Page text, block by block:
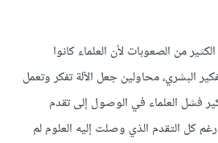
من الصعوبات لأن العلماء كانوا
البشري، محاولين جعل الآلة تفكر وتعمل
فشل العلماء في الوصول إلى تقدم
كل التقدم الذي وصلت إليه العلوم لم